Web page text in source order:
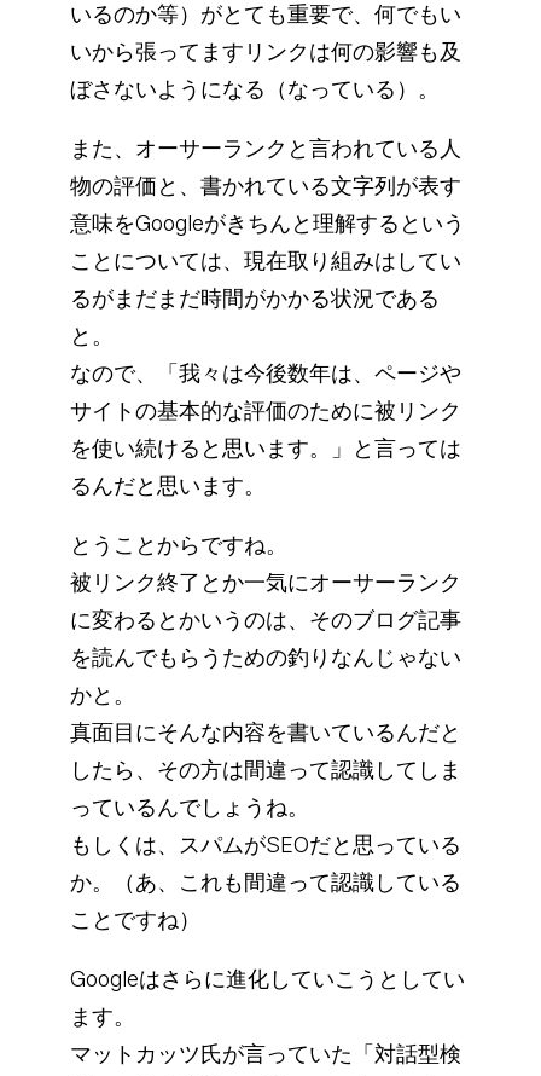
いるのか等）がとても重要で、何でもい
いから張ってますリンクは何の影響も及
ぼさないようになる（なっている）。
また、オーサーランクと言われている人
物の評価と、書かれている文字列が表す
意味をGoogleがきちんと理解するという
ことについては、現在取り組みはしてい
るがまだまだ時間がかかる状況である
と。
なので、「我々は今後数年は、ページや
サイトの基本的な評価のために被リンク
を使い続けると思います。」と言っては
るんだと思います。
とうことからですね。
被リンク終了とか一気にオーサーランク
に変わるとかいうのは、そのブログ記事
を読んでもらうための釣りなんじゃない
かと。
真面目にそんな内容を書いているんだと
したら、その方は間違って認識してしま
っているんでしょうね。
もしくは、スパムがSEOだと思っている
か。（あ、これも間違って認識している
ことですね）
Googleはさらに進化していこうとしてい
ます。
マットカッツ氏が言っていた「対話型検